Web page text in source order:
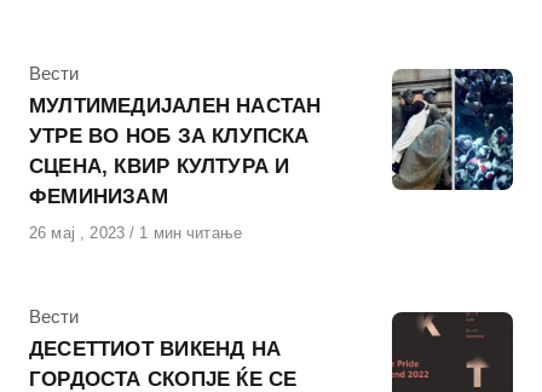
КАтегорија
Вести
МУЛТИМЕДИЈАЛЕН НАСТАН
УТРЕ ВО НОБ ЗА КЛУПСКА
СЦЕНА, КВИР КУЛТУРА И
ФЕМИНИЗАМ
Објавено
26 мај , 2023 1 мин читање
КАтегорија
Вести
ДЕСЕТТИОТ ВИКЕНД НА
ГОРДОСТА СКОПЈЕ ЌЕ СЕ